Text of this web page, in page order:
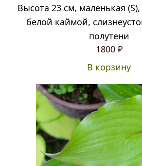
Высота 23 см, маленькая (S),
белой каймой,
полутени
1800 ₽
В корзину